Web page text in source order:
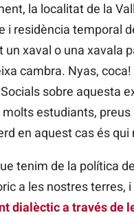
la localitat de la
i residència temporal
un xaval o una
cambra. Nyas, coca!
sobre aquesta
estudiants,
en aquest cas és
tenim de la política
a les nostres terres,
dialèctic a través de